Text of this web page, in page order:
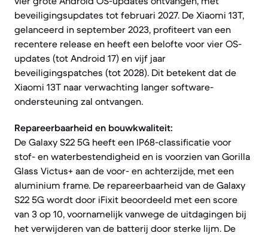
beveiligingsupdates tot februari 2027. De Xiaomi 13T,
gelanceerd in september 2023, profiteert van een
recentere release en heeft een belofte voor vier OS-
updates (tot Android 17) en vijf jaar
beveiligingspatches (tot 2028). Dit betekent dat de
Xiaomi 13T naar verwachting langer software-
ondersteuning zal ontvangen.
Repareerbaarheid en bouwkwaliteit:
De Galaxy S22 5G heeft een IP68-classificatie voor
stof- en waterbestendigheid en is voorzien van Gorilla
Glass Victus+ aan de voor- en achterzijde, met een
aluminium frame. De repareerbaarheid van de Galaxy
S22 5G wordt door iFixit beoordeeld met een score
van 3 op 10, voornamelijk vanwege de uitdagingen bij
het verwijderen van de batterij door sterke lijm. De